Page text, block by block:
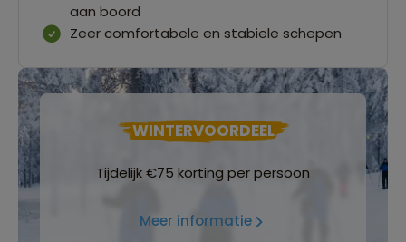
aan boord
Zeer comfortabele en stabiele schepen
WINTERVOORDEEL
Tijdelijk €75 korting per persoon
Meer informatie